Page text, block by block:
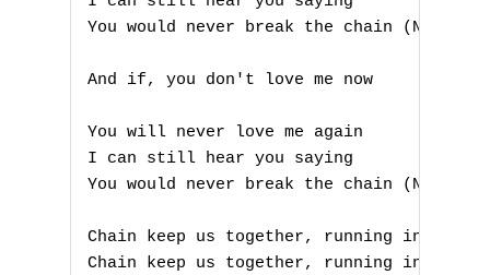
You would never break the chain (Never
And if, you don't love me now
You will never love me again
I can still hear you saying
You would never break the chain (Never
Chain keep us together, running in the
Chain keep us together, running in the
C
E